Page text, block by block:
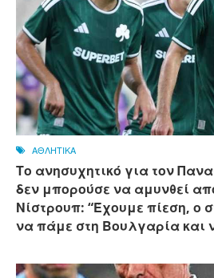
ΑΘΛΗΤΙΚΑ
Το ανησυχητικό για τον
δεν μπορούσε να αμυνθεί
Νίστρουπ: “Έχουμε πίεση, ο
να πάμε στη Βουλγαρία και